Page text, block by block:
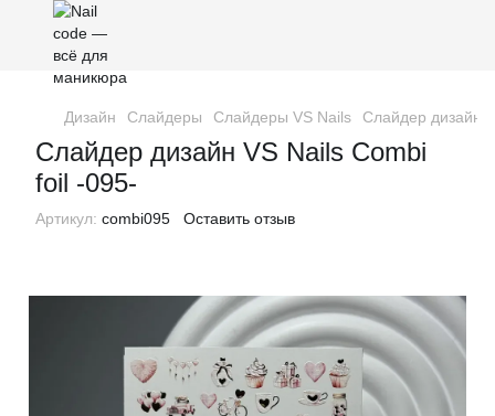
Дизайн Слайдеры Слайдеры VS Nails Слайдер дизайн
Слайдер дизайн VS Nails Combi
foil -095-
Артикул: combi095 Оставить отзыв